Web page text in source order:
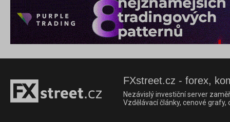
FXstreet.cz - forex,
Nezávislý investiční server
Vzdělávací články, cenové